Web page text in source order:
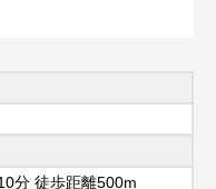
分 徒歩距離500m